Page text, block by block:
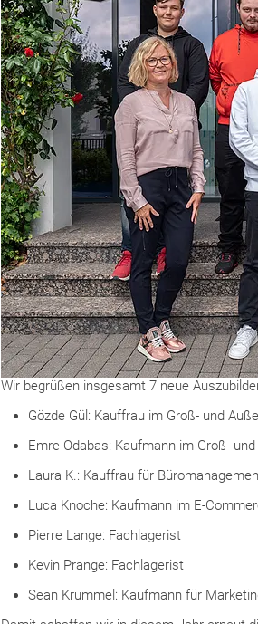
Wir begrüßen insgesamt 7 neue
Gözde Gül: Kauffrau im Groß- und
Emre Odabas: Kaufmann im Groß- und
Laura K.: Kauffrau für
Luca Knoche: Kaufmann im E-
Pierre Lange: Fachlagerist
Kevin Prange: Fachlagerist
Sean Krummel: Kaufmann für